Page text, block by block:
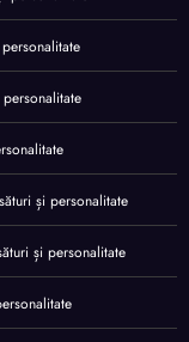
și personalitate
și personalitate